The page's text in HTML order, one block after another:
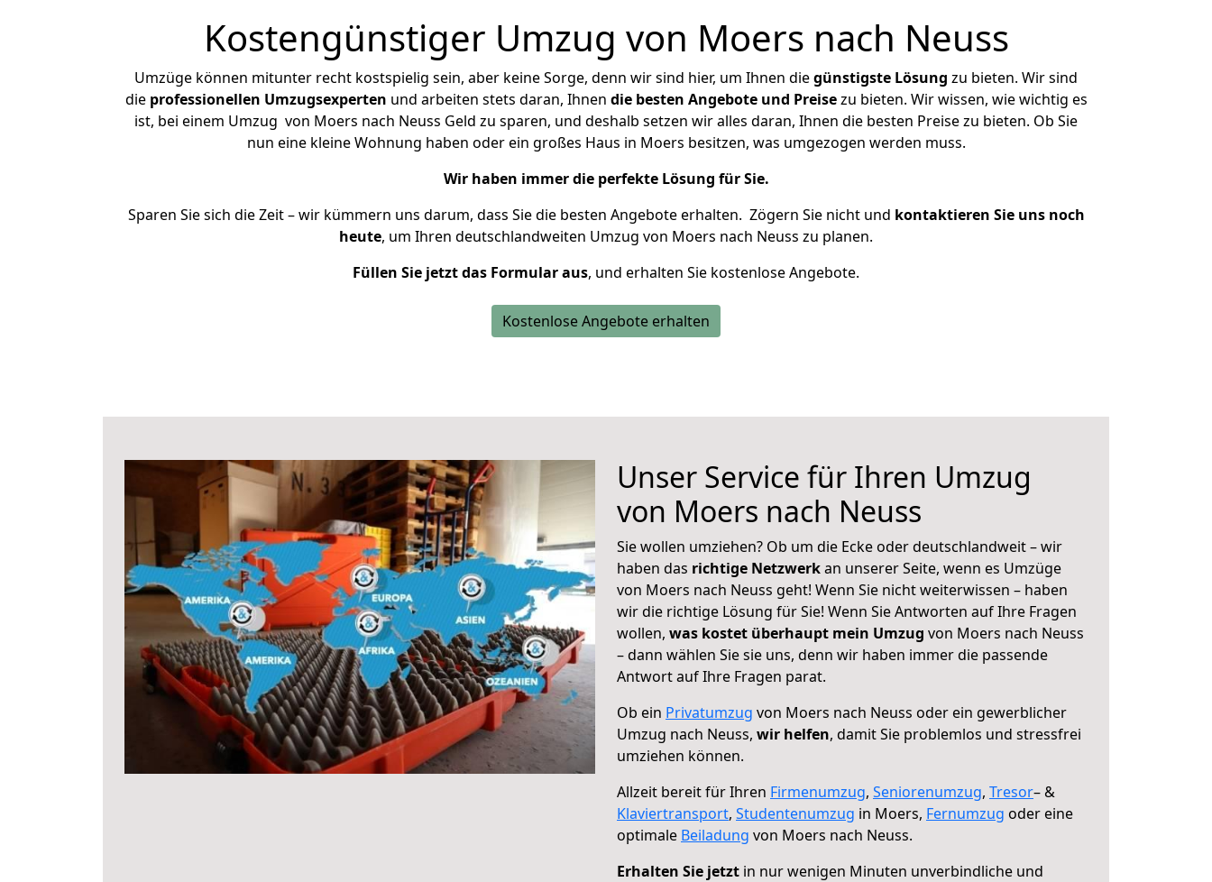
Kostengünstiger Umzug von Moers nach Neuss
Umzüge können mitunter recht kostspielig sein, aber keine Sorge, denn wir sind hier, um Ihnen diegünstigste Lösung zu bieten. Wir sind
die professionellen Umzugsexperten und arbeiten stets daran, Ihnen die besten Angebote und Preisezu bieten. Wir wissen, wie wichtig es
ist, bei einem Umzug von Moers nach Neuss Geld zu sparen, und deshalb setzen wir alles daran, Ihnen die besten Preise zu bieten. Ob Sie
nun eine kleine Wohnung haben oder ein großes Haus in Moers besitzen, was umgezogen werden muss.
Wir haben immer die perfekte Lösung für Sie.
Sparen Sie sich die Zeit – wir kümmern uns darum, dass Sie die besten Angebote erhalten. Zögern Sie nicht und kontaktieren Sie uns noch
heute, um Ihren deutschlandweiten Umzug von Moers nach Neuss zu planen.
Füllen Sie jetzt das Formular aus, und erhalten Sie kostenlose Angebote.
Kostenlose Angebote erhalten
Unser Service für Ihren Umzug
von Moers nach Neuss
Sie wollen umziehen? Ob um die Ecke oder deutschlandweit – wir
haben das richtige Netzwerkan unserer Seite, wenn es Umzüge
von Moers nach Neuss geht! Wenn Sie nicht weiterwissen – haben
wir die richtige Lösung für Sie! Wenn Sie Antworten auf Ihre Fragen
wollen, was kostet überhaupt mein Umzug von Moers nach Neuss
– dann wählen Sie sie uns, denn wir haben immer die passende
Antwort auf Ihre Fragen parat.
Ob ein Privatumzug von Moers nach Neuss oder ein gewerblicher
Umzug nach Neuss, wir helfen, damit Sie problemlos und stressfrei
umziehen können.
Allzeit bereit für Ihren Firmenumzug, Seniorenumzug, Tresor– &
Klaviertransport, Studentenumzug in Moers, Fernumzug oder eine
optimale Beiladung von Moers nach Neuss.
Erhalten Sie jetzt in nur wenigen Minuten unverbindliche und